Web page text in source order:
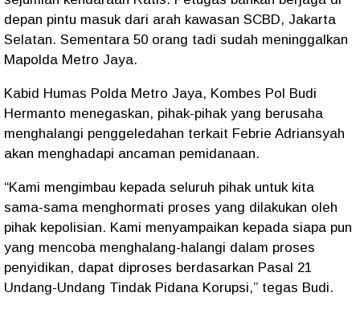
depan pintu masuk dari arah kawasan SCBD, Jakarta
Selatan. Sementara 50 orang tadi sudah meninggalkan
Mapolda Metro Jaya.
Kabid Humas Polda Metro Jaya, Kombes Pol Budi
Hermanto menegaskan, pihak-pihak yang berusaha
menghalangi penggeledahan terkait Febrie Adriansyah
akan menghadapi ancaman pemidanaan.
“Kami mengimbau kepada seluruh pihak untuk kita
sama-sama menghormati proses yang dilakukan oleh
pihak kepolisian. Kami menyampaikan kepada siapa pun
yang mencoba menghalang-halangi dalam proses
penyidikan, dapat diproses berdasarkan Pasal 21
Undang-Undang Tindak Pidana Korupsi,” tegas Budi.